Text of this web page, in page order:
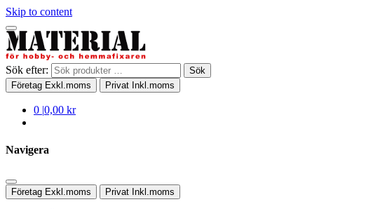
Skip to content
Sök efter:
Sök
Företag Exkl.moms Privat Inkl.moms
0 |0,00 kr
Navigera
Företag Exkl.moms Privat Inkl.moms